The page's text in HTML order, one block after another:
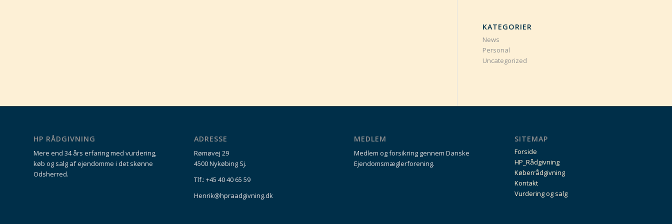
KATEGORIER
News
Personal
Uncategorized
HP RÅDGIVNING
Mere end 34 års erfaring med vurdering,
køb og salg af ejendomme i det skønne
Odsherred.
ADRESSE
Rømøvej 29
4500 Nykøbing Sj.
Tlf.: +45 40 40 65 59
Henrik@hpraadgivning.dk
MEDLEM
Medlem og forsikring gennem Danske
Ejendomsmæglerforening.
SITEMAP
Forside
HP_Rådgivning
Køberrådgivning
Kontakt
Vurdering og salg